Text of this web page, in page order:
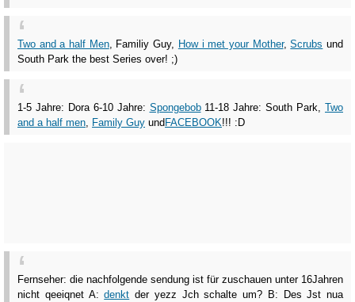
Two and a half Men, Familiy Guy, How i met your Mother,Scrubs und
South Park the best Series over! ;)
1-5 Jahre: Dora 6-10 Jahre: Spongebob11-18 Jahre: South Park, Two
and a half men
Family Guy und FACEBOOK!!! :D
Fernseher: die nachfolgende sendung ist für zuschauen unter 16Jahren
nicht qeeiqnet A:denkt der yezz Jch schalte um? B: Des Jst nua